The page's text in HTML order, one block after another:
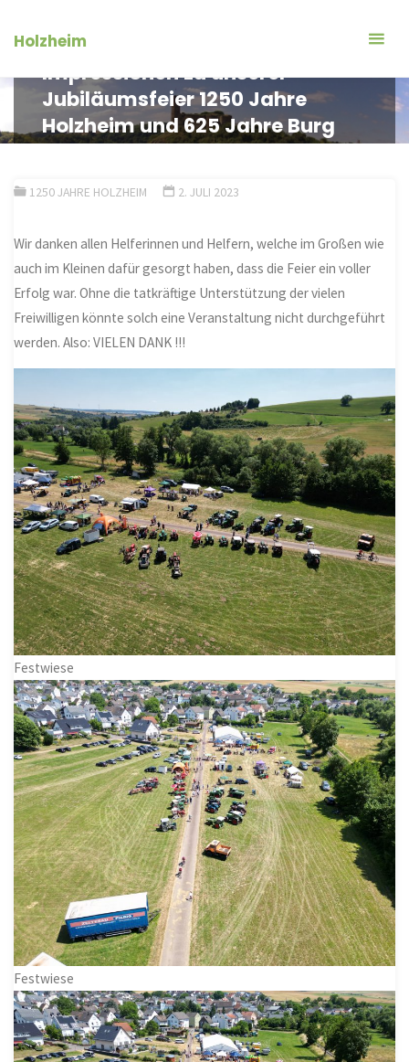
InhaltHolzheim
Impressionen zu unserer
Jubiläumsfeier 1250 Jahre
Holzheim und 625 Jahre Burg
Ardeck
1250 JAHRE HOLZHEIM 2. JULI 2023
Wir danken allen Helferinnen und Helfern, welche im Großen wie
auch im Kleinen dafür gesorgt haben, dass die Feier ein voller
Erfolg war. Ohne die tatkräftige Unterstützung der vielen
Freiwilligen könnte solch eine Veranstaltung nicht durchgeführt
werden. Also: VIELEN DANK !!!
Festwiese
Festwiese